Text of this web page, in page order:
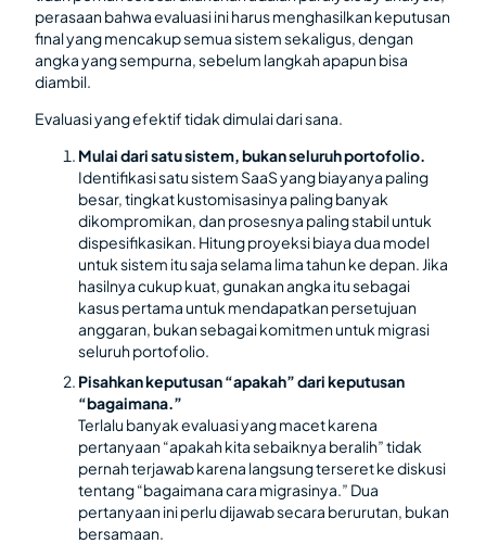
perasaan bahwa evaluasi ini harus menghasilkan keputusan
final yang mencakup semua sistem sekaligus, dengan
angka yang sempurna, sebelum langkah apapun bisa
diambil.
Evaluasi yang efektif tidak dimulai dari sana.
Mulai dari satu sistem, bukan seluruh portofolio.
Identifikasi satu sistem SaaS yang biayanya paling
besar, tingkat kustomisasinya paling banyak
dikompromikan, dan prosesnya paling stabil untuk
dispesifikasikan. Hitung proyeksi biaya dua model
untuk sistem itu saja selama lima tahun ke depan. Jika
hasilnya cukup kuat, gunakan angka itu sebagai
kasus pertama untuk mendapatkan persetujuan
anggaran, bukan sebagai komitmen untuk migrasi
seluruh portofolio.
Pisahkan keputusan “apakah” dari keputusan
“bagaimana.”
Terlalu banyak evaluasi yang macet karena
pertanyaan “apakah kita sebaiknya beralih” tidak
pernah terjawab karena langsung terseret ke diskusi
tentang “bagaimana cara migrasinya.” Dua
pertanyaan ini perlu dijawab secara berurutan, bukan
bersamaan.